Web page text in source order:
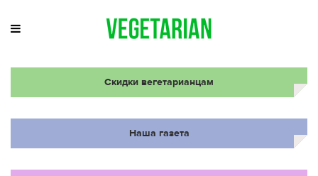
Скидки вегетарианцам
Наша газета